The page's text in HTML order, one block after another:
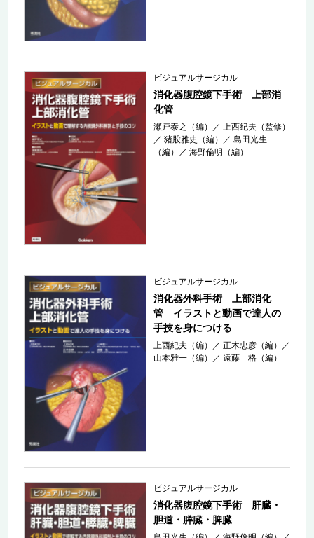
ビジュアルサージカル
消化器腹腔鏡下手術 上部消
化管
瀬戸泰之（編） ／上西紀夫（監修）
／猪股雅史（編） ／島田光生
（編）
／海野倫明（編）
ビジュアルサージカル
消化器外科手術 上部消化
管 イラストと動画で達人の
手技を身につける
上西紀夫（編） ／正木忠彦（編）
／
山本雅一（編）
／遠藤 格（編）
ビジュアルサージカル
消化器腹腔鏡下手術 肝臓・
胆道・膵臓・脾臓